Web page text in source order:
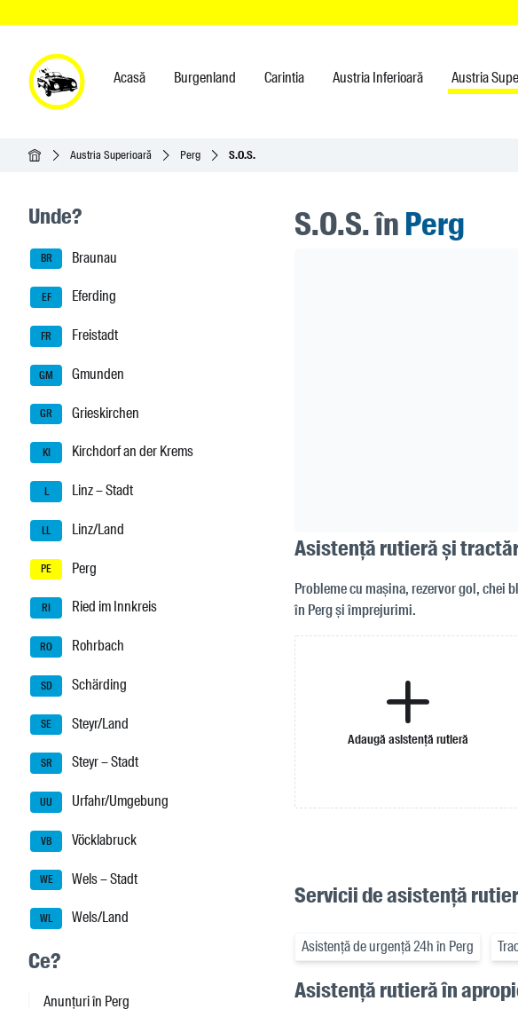
Acasă Burgenland Carintia Austria Inferioară Austria
Acasă Austria Superioară Perg S.O.S.
Seitenleisten-Navigation
Unde?
BR Braunau
EF Eferding
FR Freistadt
GM Gmunden
GR Grieskirchen
KI Kirchdorf an der Krems
L Linz – Stadt
LL Linz/Land
PE Perg
RI Ried im Innkreis
RO Rohrbach
SD Schärding
SE Steyr/Land
SR Steyr – Stadt
UU Urfahr/Umgebung
VB Vöcklabruck
WE Wels – Stadt
WL Wels/Land
Ce?
Anunțuri în Perg
S.O.S. înPerg
Asistență rutieră și
Probleme cu mașina, rezervor gol, chei
în Perg și împrejurimi.
Adaugă asistență rutieră
Servicii de asistență
Asistență de urgență 24h în Perg
Asistență rutieră în